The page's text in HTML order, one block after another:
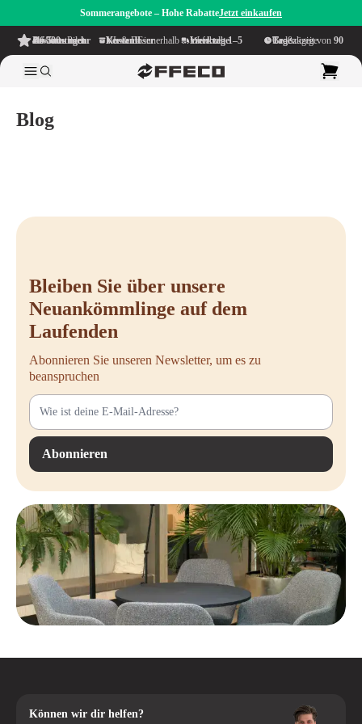
Sommerangebote – Hohe RabatteJetzt einkaufen
4.6/5
aus mehr als 500 Bewertungen
auf TrustPilot Kostenloser Versand
innerhalb NL & BE Lieferzeit innerhalb
1–5 Werktage Großzügige Bedenkzeit von
90 Tage
Blog
Bleiben Sie über unsere
Neuankömmlinge auf dem
Laufenden
Abonnieren Sie unseren Newsletter, um es zu
beanspruchen
Abonnieren
Können wir dir helfen?